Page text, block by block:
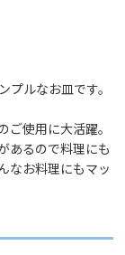
ルなお皿です。
使用に大活躍。
あるので料理にも
なお料理にもマッ